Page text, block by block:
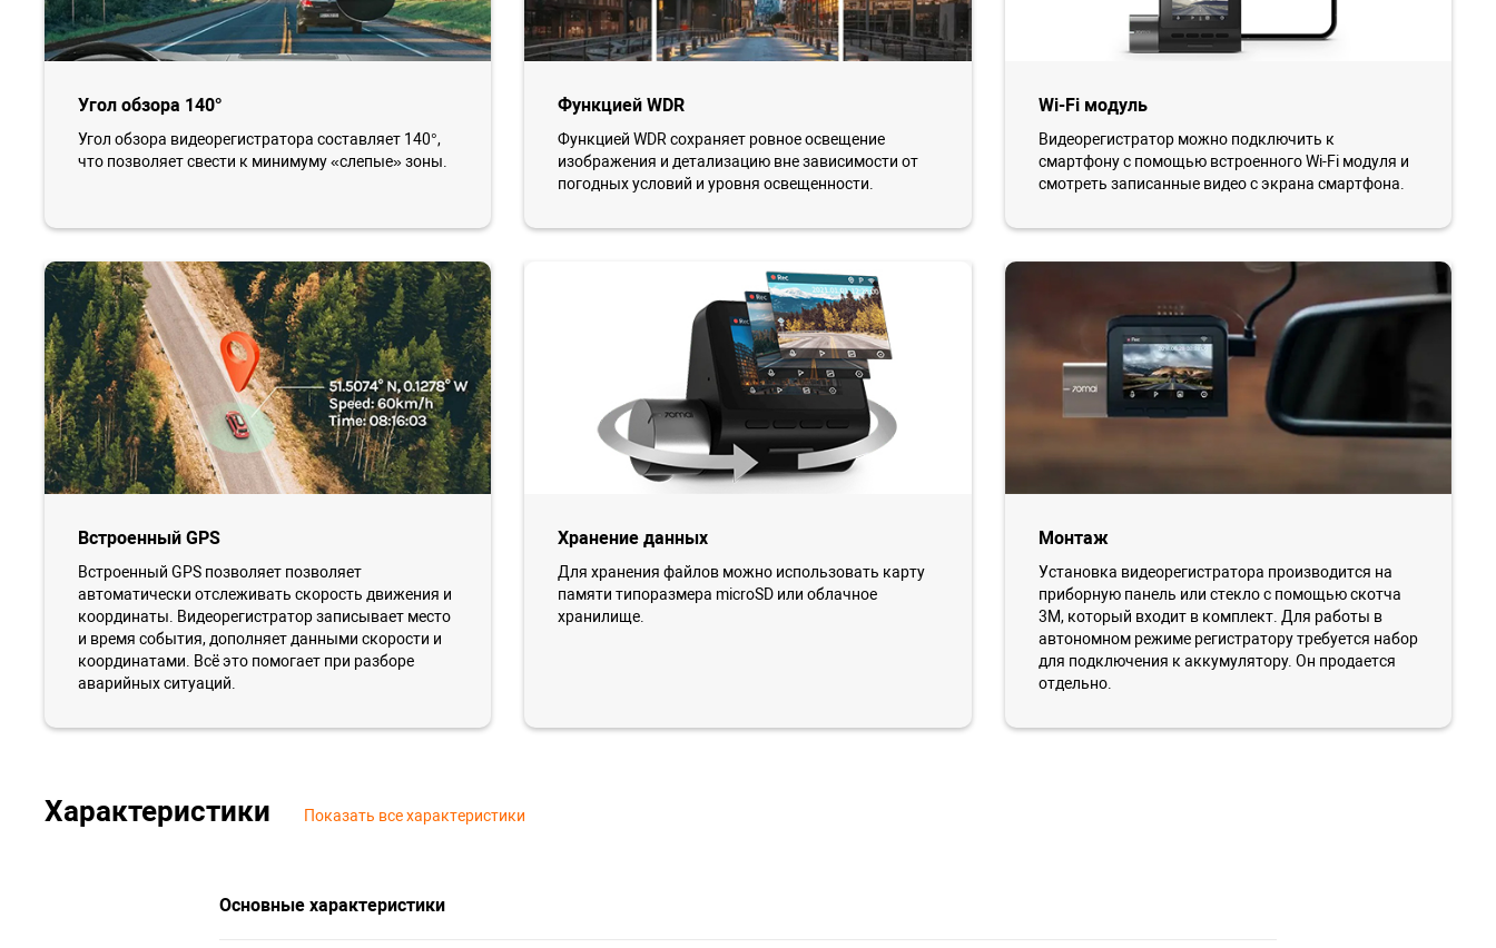
Угол обзора 140°
Угол обзора видеорегистратора составляет 140°,
что позволяет свести к минимуму «слепые» зоны.
Функцией WDR
Функцией WDR сохраняет ровное освещение
изображения и детализацию вне зависимости от
погодных условий и уровня освещенности.
Wi-Fi модуль
Видеорегистратор можно подключить к
смартфону с помощью встроенного Wi-Fi модуля и
смотреть записанные видео с экрана смартфона.
Встроенный GPS
Встроенный GPS позволяет позволяет
автоматически отслеживать скорость движения и
координаты. Видеорегистратор записывает место
и время события, дополняет данными скорости и
координатами. Всё это помогает при разборе
аварийных ситуаций.
Хранение данных
Для хранения файлов можно использовать карту
памяти типоразмера microSD или облачное
хранилище.
Монтаж
Установка видеорегистратора производится на
приборную панель или стекло с помощью скотча
3М, который входит в комплект. Для работы в
автономном режиме регистратору требуется набор
для подключения к аккумулятору. Он продается
отдельно.
Характеристики Показать все характеристики
Основные характеристики